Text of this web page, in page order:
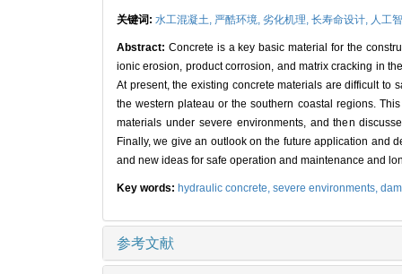
关键词: 水工混凝土, 严酷环境, 劣化机理, 长寿命设计, 人工
Abstract: Concrete is a key basic material for the
ionic erosion, product corrosion, and matrix cracking in
At present, the existing concrete materials are difficult
the western plateau or the southern coastal regions.
materials under severe environments, and then
Finally, we give an outlook on the future application and
and new ideas for safe operation and maintenance and
Key words: hydraulic concrete, severe environments,
参考文献